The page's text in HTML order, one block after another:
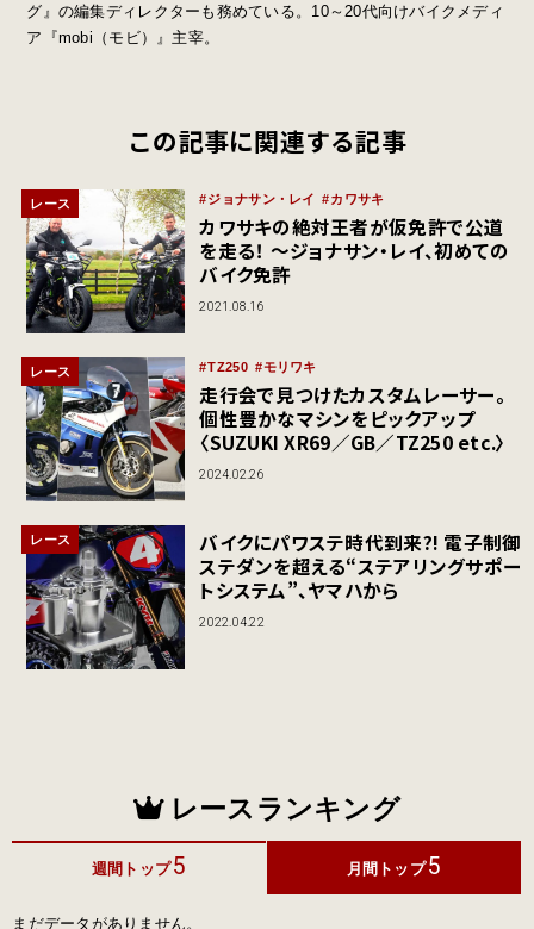
グ』の編集ディレクターも務めている。10～20代向けバイクメディ
ア『mobi（モビ）』主宰。
この記事に関連する記事
レース ジョナサン・レイ カワサキ
カワサキの絶対王者が仮免許で公道
を走る！ ～ジョナサン・レイ、初めての
バイク免許
2021.08.16
レース TZ250 モリワキ
走行会で見つけたカスタムレーサー。
個性豊かなマシンをピックアップ
〈SUZUKI XR69／GB／TZ250 etc.〉
2024.02.26
レース
バイクにパワステ時代到来?! 電子制御
ステダンを超える“ステアリングサポー
トシステム”、ヤマハから
2022.04.22
レースランキング
週間トップ5 月間トップ 5
まだデータがありません。